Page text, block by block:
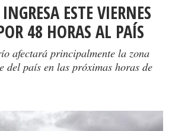
ESTE VIERNES
48 HORAS AL PAÍS
afectará principalmente la zona
del país en las próximas horas de